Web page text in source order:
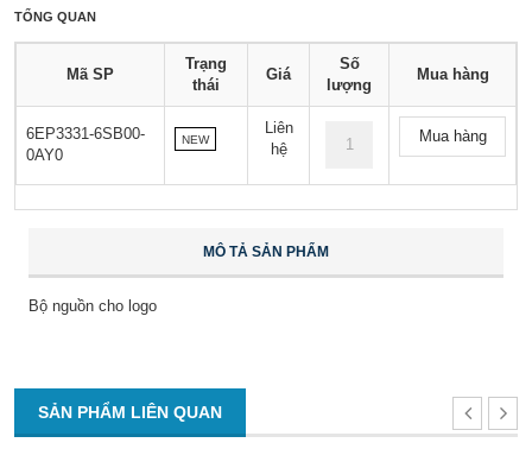
TỔNG QUAN
Mã SP
Trạng
thái
Giá
Số
lượng
Mua hàng
6EP3331-6SB00-
0AY0
NEW
Liên
hệ
Mua hàng
MÔ TẢ SẢN PHẨM
Bộ nguồn cho logo
SẢN PHẨM LIÊN QUAN